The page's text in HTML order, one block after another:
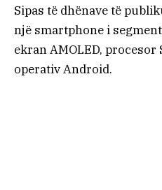
Sipas të dhënave të
një smartphone i
ekran AMOLED,
operativ Android.